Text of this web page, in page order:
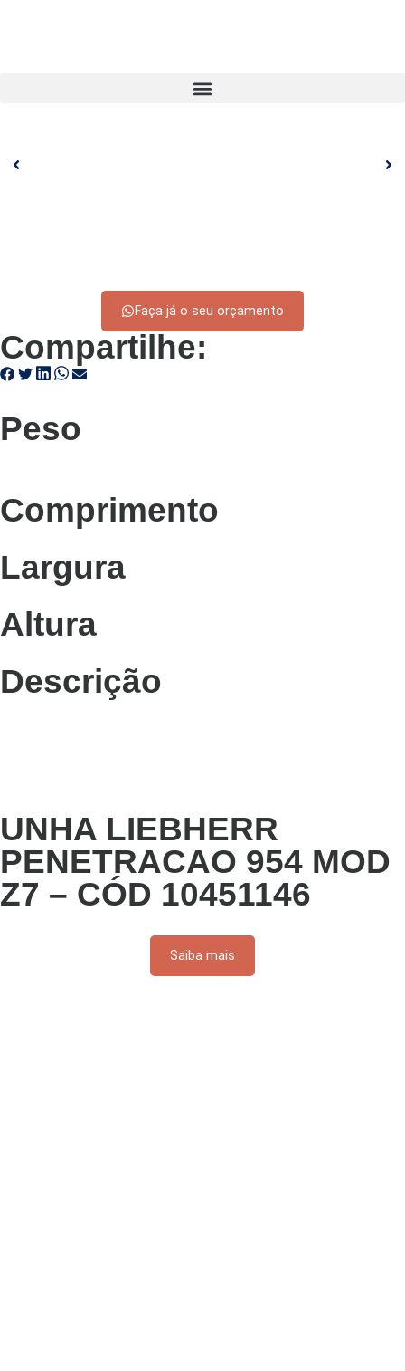
Faça já o seu orçamento
Compartilhe:
Peso
Comprimento
Largura
Altura
Descrição
UNHA LIEBHERR
PENETRACAO 954 MOD
Z7 – CÓD 10451146
Saiba mais